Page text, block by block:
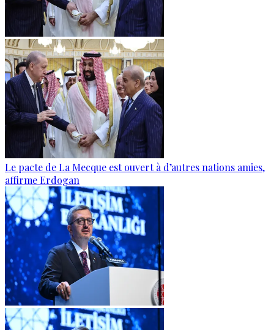
Le pacte de La Mecque est ouvert à d’autres nations amies,
affirme Erdogan